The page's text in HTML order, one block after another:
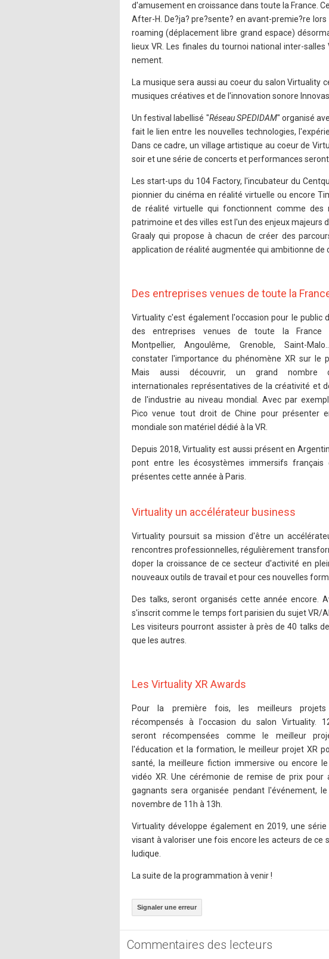
d'amusement en croissance dans toute la France.
After-H. De?ja? pre?sente? en avant-premie?re
roaming (déplacement libre grand espace)
lieux VR. Les finales du tournoi national inter-
nement.
La musique sera aussi au coeur du salon
musiques créatives et de l'innovation sonore
Un festival labellisé "Réseau SPEDIDAM" organisé
fait le lien entre les nouvelles technologies,
Dans ce cadre, un village artistique au coeur de
soir et une série de concerts et performances
Les start-ups du 104 Factory, l'incubateur du
pionnier du cinéma en réalité virtuelle ou encore
de réalité virtuelle qui fonctionnent comme
patrimoine et des villes est l'un des enjeux majeurs
Graaly qui propose à chacun de créer des
application de réalité augmentée qui ambitionne de
Des entreprises venues de toute la
Virtuality c'est également l'occasion pour le public
des entreprises venues de toute la France
Montpellier, Angoulême, Grenoble, Saint-
constater l'importance du phénomène XR sur le
Mais aussi découvrir, un grand nombre
internationales représentatives de la créativité et
de l'industrie au niveau mondial. Avec par
Pico venue tout droit de Chine pour présenter
mondiale son matériel dédié à la VR.
Depuis 2018, Virtuality est aussi présent en
pont entre les écosystèmes immersifs français
présentes cette année à Paris.
Virtuality un accélérateur business
Virtuality poursuit sa mission d'être un
rencontres professionnelles, régulièrement
doper la croissance de ce secteur d'activité en
nouveaux outils de travail et pour ces nouvelles
Des talks, seront organisés cette année encore.
s'inscrit comme le temps fort parisien du sujet VR/
Les visiteurs pourront assister à près de 40 talks
que les autres.
Les Virtuality XR Awards
Pour la première fois, les meilleurs
récompensés à l'occasion du salon Virtuality.
seront récompensées comme le meilleur
l'éducation et la formation, le meilleur projet XR
santé, la meilleure fiction immersive ou encore
vidéo XR. Une cérémonie de remise de prix pour
gagnants sera organisée pendant l'événement,
novembre de 11h à 13h.
Virtuality développe également en 2019, une série
visant à valoriser une fois encore les acteurs de
ludique.
La suite de la programmation à venir !
Signaler une erreur
Commentaires des lecteurs